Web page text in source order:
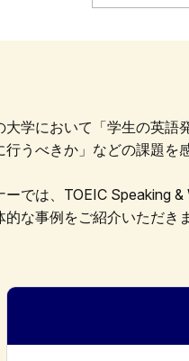
大学において「学生の英語
行うべきか」などの課題を
ーでは、TOEIC Speaking
的な事例をご紹介いただき